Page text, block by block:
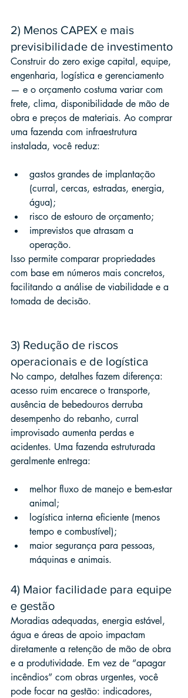
2) Menos CAPEX e mais
previsibilidade de investimento
Construir do zero exige capital, equipe,
engenharia, logística e gerenciamento
— e o orçamento costuma variar com
frete, clima, disponibilidade de mão de
obra e preços de materiais. Ao comprar
uma fazenda com infraestrutura
instalada, você reduz:
gastos grandes de implantação
(curral, cercas, estradas, energia,
água);
risco de estouro de orçamento;
imprevistos que atrasam a
operação.
Isso permite comparar propriedades
com base em números mais concretos,
facilitando a análise de viabilidade e a
tomada de decisão.
3) Redução de riscos
operacionais e de logística
No campo, detalhes fazem diferença:
acesso ruim encarece o transporte,
ausência de bebedouros derruba
desempenho do rebanho, curral
improvisado aumenta perdas e
acidentes. Uma fazenda estruturada
geralmente entrega:
melhor fluxo de manejo e bem-estar
animal;
logística interna eficiente (menos
tempo e combustível);
maior segurança para pessoas,
máquinas e animais.
4) Maior facilidade para equipe
e gestão
Moradias adequadas, energia estável,
água e áreas de apoio impactam
diretamente a retenção de mão de obra
e a produtividade. Em vez de “apagar
incêndios” com obras urgentes, você
pode focar na gestão: indicadores,